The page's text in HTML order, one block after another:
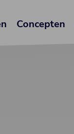
Concepten